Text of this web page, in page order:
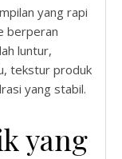
yang rapi
berperan
luntur,
tekstur produk
yang stabil.
yang